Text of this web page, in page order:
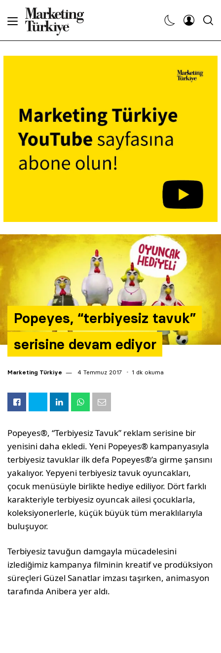
Popeyes, “terbiyesiz tavuk”
serisine devam ediyor
Marketing Türkiye 4 Temmuz 2017 1 dk okuma
Popeyes®, “Terbiyesiz Tavuk” reklam serisine bir
yenisini daha ekledi. Yeni Popeyes® kampanyasıyla
terbiyesiz tavuklar ilk defa Popeyes®’a girme şansını
yakalıyor. Yepyeni terbiyesiz tavuk oyuncakları,
çocuk menüsüyle birlikte hediye ediliyor. Dört farklı
karakteriyle terbiyesiz oyuncak ailesi çocuklarla,
koleksiyonerlerle, küçük büyük tüm meraklılarıyla
buluşuyor.
Terbiyesiz tavuğun damgayla mücadelesini
izlediğimiz kampanya filminin kreatif ve prodüksiyon
süreçleri Güzel Sanatlar imzası taşırken, animasyon
tarafında Anibera yer aldı.
Dergiler
Etkinlikler
Araştırma